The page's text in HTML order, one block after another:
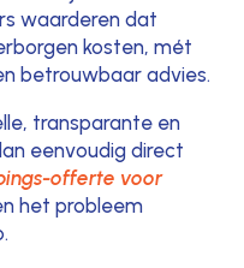
waarderen dat
kosten, mét
betrouwbaar advies.
transparante en
eenvoudig direct
offerte voor
het probleem